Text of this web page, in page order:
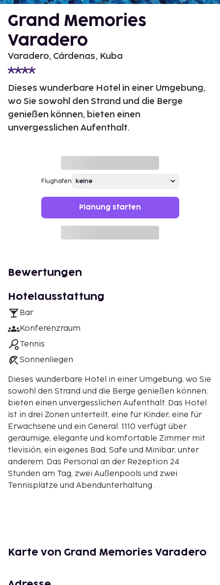
Grand Memories
Varadero
Varadero, Cárdenas, Kuba
Dieses wunderbare Hotel in einer Umgebung,
wo Sie sowohl den Strand und die Berge
genießen können, bieten einen
unvergesslichen Aufenthalt.
Flughafen
Planung starten
Bewertungen
Hotelausstattung
Bar
Konferenzraum
Tennis
Sonnenliegen
Dieses wunderbare Hotel in einer Umgebung, wo Sie
sowohl den Strand und die Berge genießen können,
bieten einen unvergesslichen Aufenthalt. Das Hotel
ist in drei Zonen unterteilt, eine für Kinder, eine für
Erwachsene und ein General. 1110 verfügt über
geräumige, elegante und komfortable Zimmer mit
tlevisión, ein eigenes Bad, Safe und Minibar, unter
anderem. Das Personal an der Rezeption 24
Stunden am Tag, zwei Außenpools und zwei
Tennisplätze und Abendunterhaltung .
Karte von Grand Memories Varadero